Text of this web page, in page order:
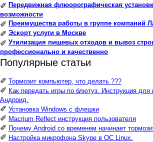
✐ Передвижная флюорографическая
возможности
✐ Преимущества работы в группе компаний
✐ Эскорт услуги в Москве
✐ Утилизация пищевых отходов и вывоз
профессионально и качественно
Популярные статьи
✐ Тормозит компьютер, что делать ???
✐ Как передать игры по блютуз. Инструкция
Андроид.
✐ Установка Windows с флешки
✐ Macrium Reflect инструкция пользователя
✐ Почему Android со временем начинает
✐ Настройка микрофона Skype в ОС Linux.